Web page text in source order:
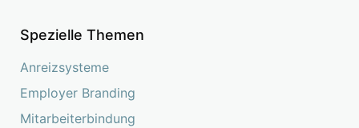
Spezielle Themen
Anreizsysteme
Employer Branding
Mitarbeiterbindung